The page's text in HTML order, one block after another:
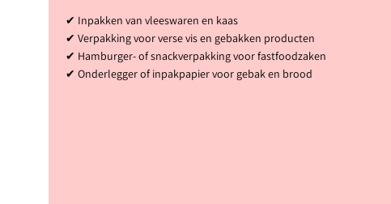
✔ Inpakken van vleeswaren en kaas
✔ Verpakking voor verse vis en gebakken producten
✔ Hamburger- of snackverpakking voor fastfoodzaken
✔ Onderlegger of inpakpapier voor gebak en brood